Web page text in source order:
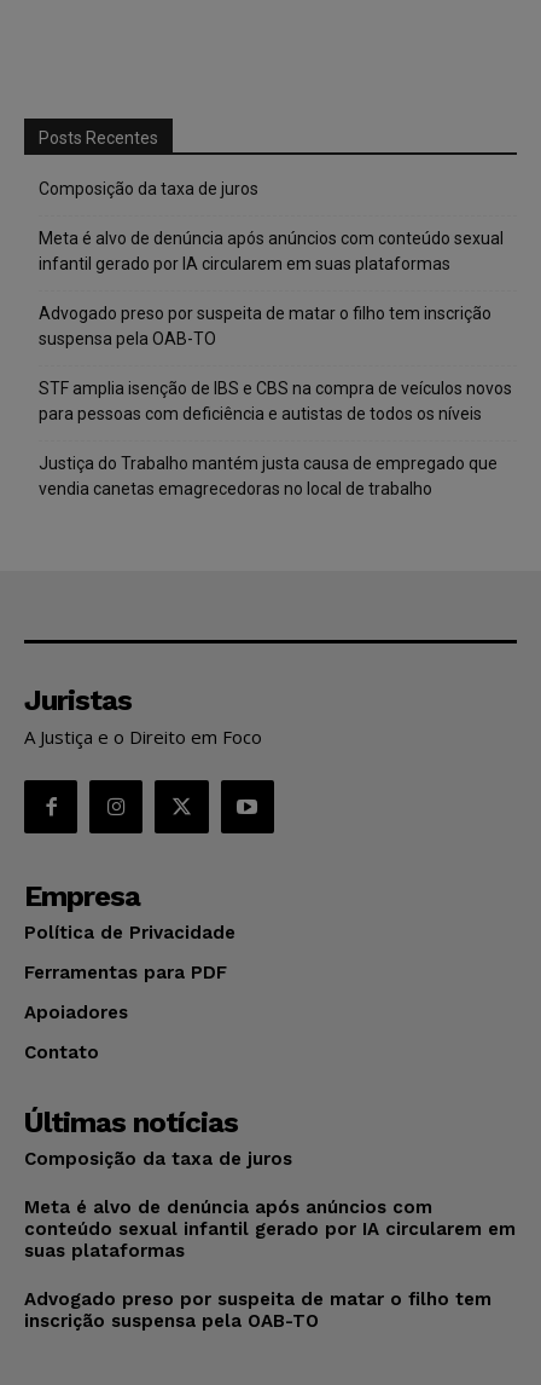
Posts Recentes
Composição da taxa de juros
Meta é alvo de denúncia após anúncios com conteúdo sexual
infantil gerado por IA circularem em suas plataformas
Advogado preso por suspeita de matar o filho tem inscrição
suspensa pela OAB-TO
STF amplia isenção de IBS e CBS na compra de veículos novos
para pessoas com deficiência e autistas de todos os níveis
Justiça do Trabalho mantém justa causa de empregado que
vendia canetas emagrecedoras no local de trabalho
Juristas
A Justiça e o Direito em Foco
Empresa
Política de Privacidade
Ferramentas para PDF
Apoiadores
Contato
Últimas notícias
Composição da taxa de juros
Meta é alvo de denúncia após anúncios com
conteúdo sexual infantil gerado por IA circularem em
suas plataformas
Advogado preso por suspeita de matar o filho tem
inscrição suspensa pela OAB-TO